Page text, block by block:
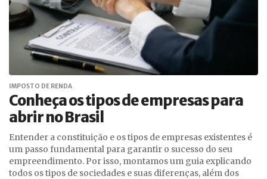
IMPOSTO DE RENDA
Conheça os tipos de empresas para
abrir no Brasil
Entender a constituição e os tipos de empresas existentes é
um passo fundamental para garantir o sucesso do seu
empreendimento. Por isso, montamos um guia explicando
todos os tipos de sociedades e suas diferenças, além dos